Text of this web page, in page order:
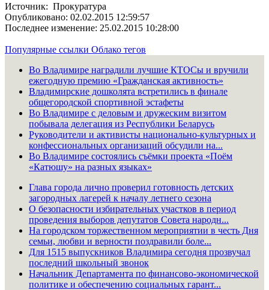
Источник: Прокуратура
Опубликовано: 02.02.2015 12:59:57
Последнее изменение: 25.02.2015 10:28:00
Популярные ссылки Облако тегов
Во Владимире наградили лучшие КТОСы и вручили
ежегодную премию «Гражданская активность»
Владимирские дошколята встретились в финале
общегородской спортивной эстафеты
Во Владимире с деловым и дружеским визитом
побывала делегация из Республики Беларусь
Руководители и активисты национально-культурных и
конфессиональных организаций обсудили на...
Во Владимире состоялись съёмки проекта «Поём
«Катюшу» на разных языках»
Глава города лично проверил готовность детских
загородных лагерей к началу летнего сезона
О безопасности избирательных участков в период
проведения выборов депутатов Совета народн...
На городском торжественном мероприятии в честь Дня
семьи, любви и верности поздравили боле...
Для 1515 выпускников Владимира сегодня прозвучал
последний школьный звонок
Начальник Департамента по финансово-экономической
политике и обеспечению социальных гарант...